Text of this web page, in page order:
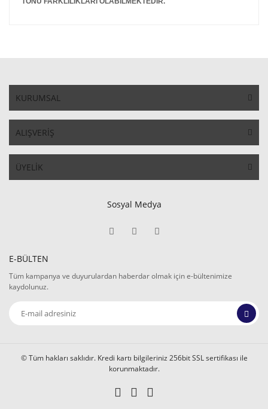
KURUMSAL
ALIŞVERİŞ
ÜYELİK
Sosyal Medya
E-BÜLTEN
Tüm kampanya ve duyurulardan haberdar olmak için e-bültenimize
kaydolunuz.
© Tüm hakları saklıdır. Kredi kartı bilgileriniz 256bit SSL sertifikası ile
korunmaktadır.